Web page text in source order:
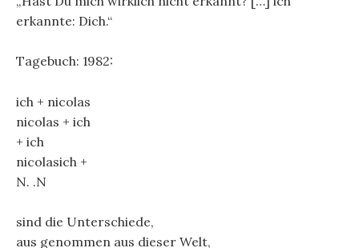
erkannte: Dich.“
Tagebuch: 1982:
ich + nicolas
nicolas + ich
+ ich
nicolasich +
N. .N
sind die Unterschiede,
aus genommen aus dieser Welt,